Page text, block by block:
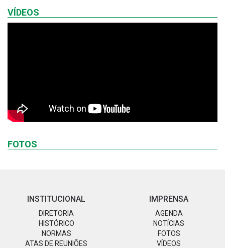
VÍDEOS
FOTOS
INSTITUCIONAL
DIRETORIA
HISTÓRICO
NORMAS
ATAS DE REUNIÕES
IMPRENSA
AGENDA
NOTÍCIAS
FOTOS
VÍDEOS